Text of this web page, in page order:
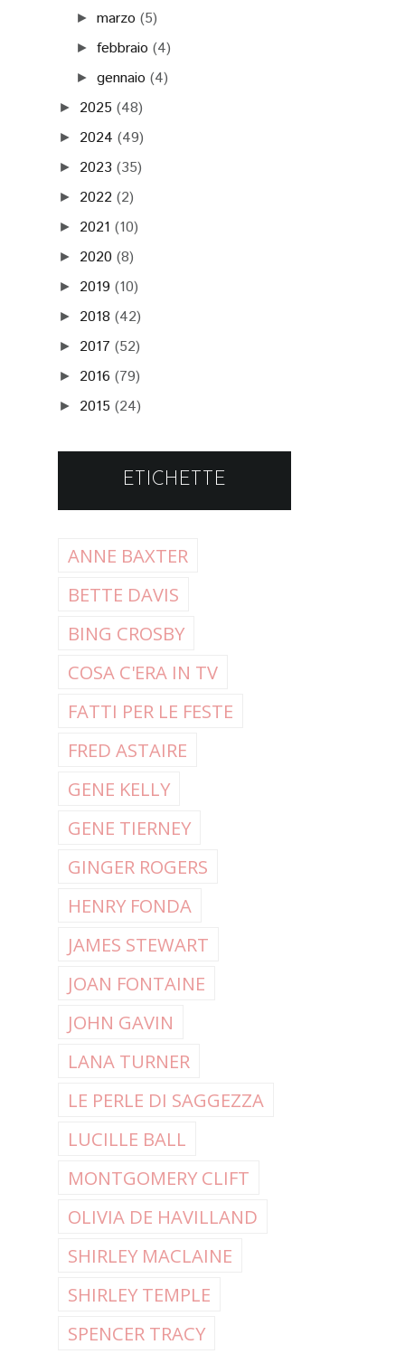
►marzo (5)
►febbraio (4)
►gennaio (4)
► 2025 (48)
► 2024 (49)
► 2023 (35)
► 2022 (2)
► 2021 (10)
► 2020 (8)
► 2019 (10)
► 2018 (42)
► 2017 (52)
► 2016 (79)
► 2015 (24)
ETICHETTE
ANNE BAXTER
BETTE DAVIS
BING CROSBY
COSA C'ERA IN TV
FATTI PER LE FESTE
FRED ASTAIRE
GENE KELLY
GENE TIERNEY
GINGER ROGERS
HENRY FONDA
JAMES STEWART
JOAN FONTAINE
JOHN GAVIN
LANA TURNER
LE PERLE DI SAGGEZZA
LUCILLE BALL
MONTGOMERY CLIFT
OLIVIA DE HAVILLAND
SHIRLEY MACLAINE
SHIRLEY TEMPLE
SPENCER TRACY